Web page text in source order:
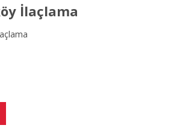
İlaçlama